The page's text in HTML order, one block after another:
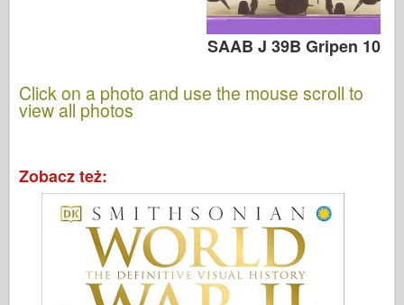
SAAB J 39B Gripen 10
Click on a photo and use the mouse scroll to
view all photos
Zobacz też: